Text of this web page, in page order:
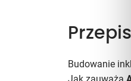
Budowanie